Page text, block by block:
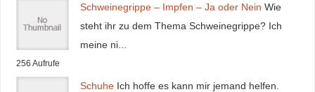
Schweinegrippe – Impfen – Ja oder Nein Wie
steht ihr zu dem Thema Schweinegrippe? Ich
meine ni...
256 Aufrufe
Schuhe Ich hoffe es kann mir jemand helfen.